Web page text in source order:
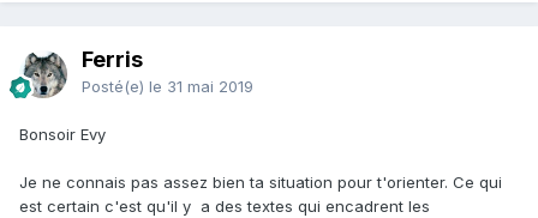
Ferris
Posté(e) le 31 mai 2019
Bonsoir Evy
Je ne connais pas assez bien ta situation pour t'orienter. Ce qui
est certain c'est qu'il y a des textes qui encadrent les